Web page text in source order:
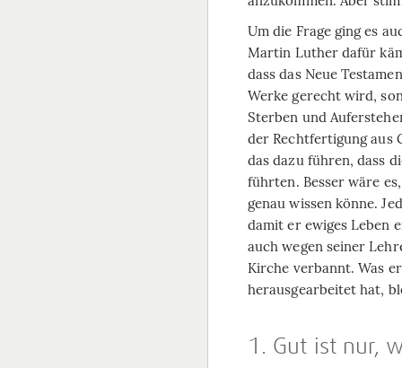
Um die Frage ging es
Martin Luther dafür
dass das Neue
Werke gerecht wird,
Sterben und
der Rechtfertigung aus
das dazu führen, dass
führten. Besser wäre
genau wissen könne.
damit er ewiges Leben
auch wegen seiner
Kirche verbannt. Was
herausgearbeitet hat,
1. Gut ist nur,